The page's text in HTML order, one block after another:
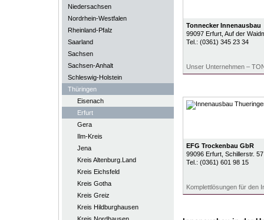
Niedersachsen
Nordrhein-Westfalen
Rheinland-Pfalz
Saarland
Sachsen
Sachsen-Anhalt
Schleswig-Holstein
Thüringen
Eisenach
Erfurt
Gera
Ilm-Kreis
Jena
Kreis Altenburg.Land
Kreis Eichsfeld
Kreis Gotha
Kreis Greiz
Kreis Hildburghausen
Tonnecker Innenausbau
99097 Erfurt, Auf der
Tel.: (0361) 345 23 34
Unser Unternehmen –
EFG Trockenbau GbR
99096 Erfurt, Schillerstr. 57
Tel.: (0361) 601 98 15
Komplettlösungen für den